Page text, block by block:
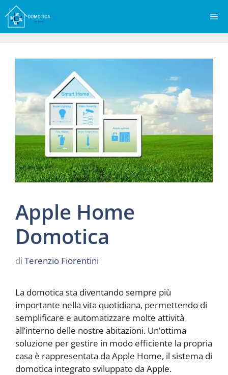
Vai
al
contenuto
Apple Home
Domotica
di Terenzio Fiorentini
La domotica sta diventando sempre più
importante nella vita quotidiana, permettendo di
semplificare e automatizzare molte attività
all’interno delle nostre abitazioni. Un’ottima
soluzione per gestire in modo efficiente la propria
casa è rappresentata da Apple Home, il sistema di
domotica integrato sviluppato da Apple.